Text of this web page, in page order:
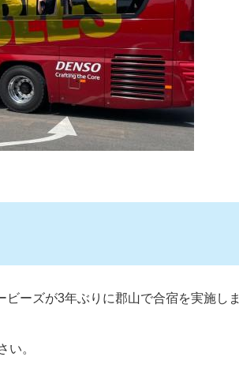
ーズが3年ぶりに郡山で合宿を実施しま
い。